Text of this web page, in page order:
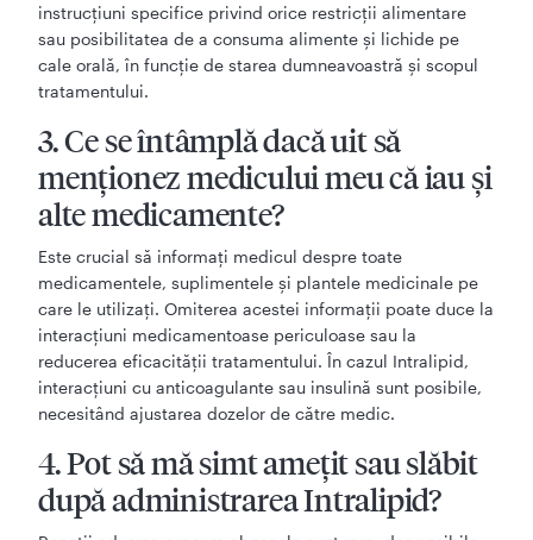
instrucțiuni specifice privind orice restricții alimentare
sau posibilitatea de a consuma alimente și lichide pe
cale orală, în funcție de starea dumneavoastră și scopul
tratamentului.
3. Ce se întâmplă dacă uit să
menționez medicului meu că iau și
alte medicamente?
Este crucial să informați medicul despre toate
medicamentele, suplimentele și plantele medicinale pe
care le utilizați. Omiterea acestei informații poate duce la
interacțiuni medicamentoase periculoase sau la
reducerea eficacității tratamentului. În cazul Intralipid,
interacțiuni cu anticoagulante sau insulină sunt posibile,
necesitând ajustarea dozelor de către medic.
4. Pot să mă simt amețit sau slăbit
după administrarea Intralipid?